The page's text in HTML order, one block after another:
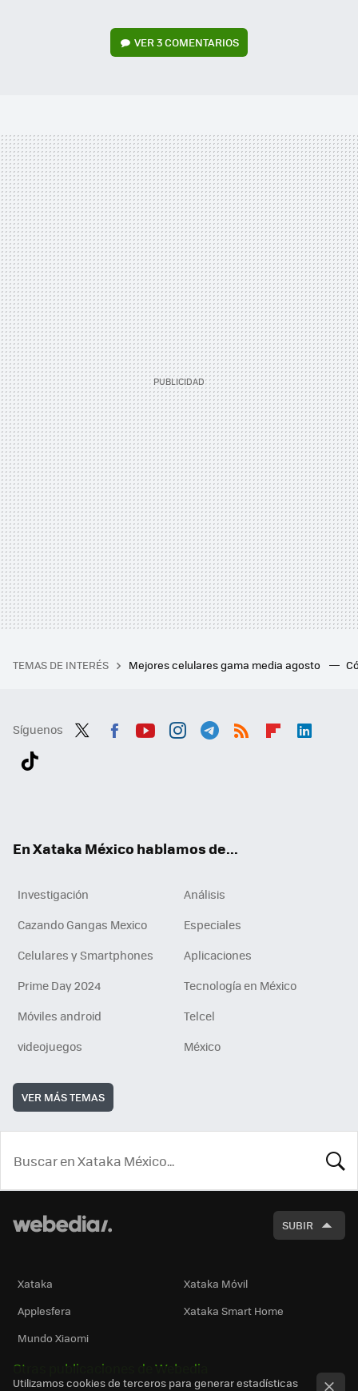
VER3 COMENTARIOS
TEMAS DE INTERÉS Mejores celulares gama media agosto
Síguenos
En Xataka México hablamos de...
Investigación
Análisis
Cazando Gangas Mexico
Especiales
Celulares y Smartphones
Aplicaciones
Prime Day 2024
Tecnología en México
Móviles android
Telcel
videojuegos
México
VER MÁS TEMAS
SUBIR
Xataka
Xataka Móvil
Applesfera
Xataka Smart Home
Mundo Xiaomi
Otras publicaciones de Webedia
Utilizamos cookies de terceros para generar estadísticas